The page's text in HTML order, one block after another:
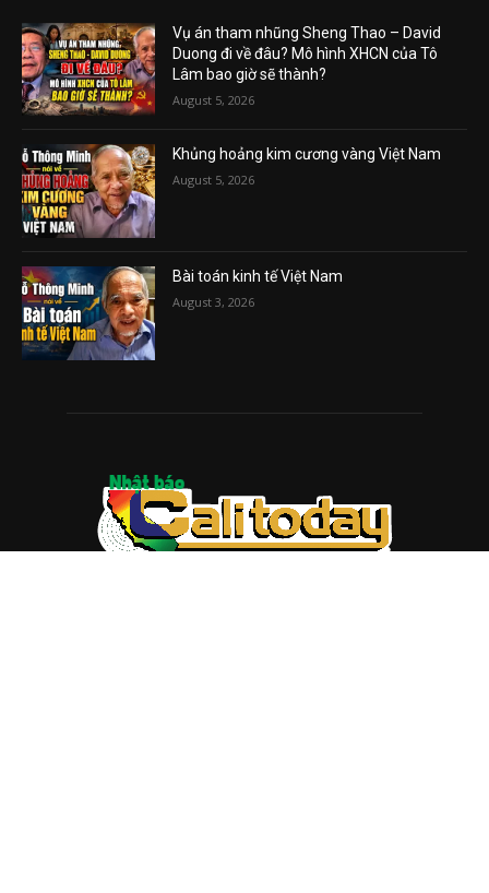
Vụ án tham nhũng Sheng Thao – David
Duong đi về đâu? Mô hình XHCN của Tô
Lâm bao giờ sẽ thành?
August 5, 2026
Khủng hoảng kim cương vàng Việt Nam
August 5, 2026
Bài toán kinh tế Việt Nam
August 3, 2026